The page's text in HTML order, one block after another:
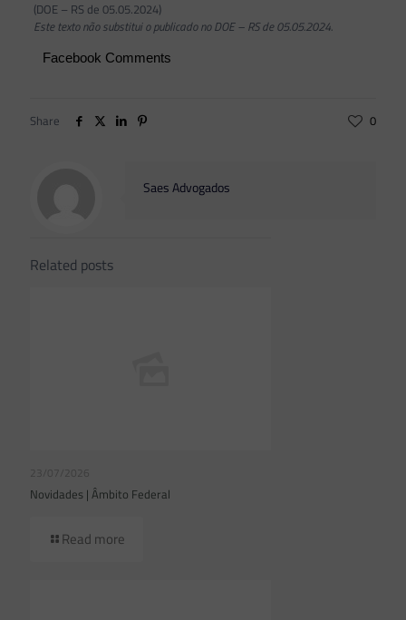
(DOE – RS de 05.05.2024)
Este texto não substitui o publicado no DOE – RS de 05.05.2024.
Facebook Comments
Share 0
Saes Advogados
Related posts
23/07/2026
Novidades | Âmbito Federal
Read more